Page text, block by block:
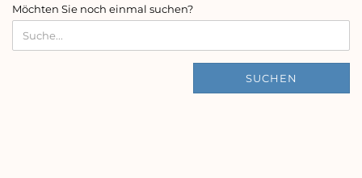
MÖCHTEN
SIE
NOCH
EINMAL
Möchten Sie noch einmal suchen?
SUCHEN